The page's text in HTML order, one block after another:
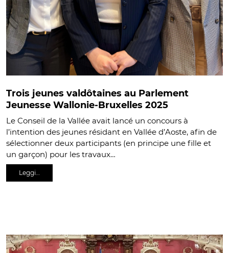
Trois jeunes valdôtaines au Parlement
Jeunesse Wallonie-Bruxelles 2025
Le Conseil de la Vallée avait lancé un concours à
l’intention des jeunes résidant en Vallée d’Aoste, afin de
sélectionner deux participants (en principe une fille et
un garçon) pour les travaux…
Leggi…